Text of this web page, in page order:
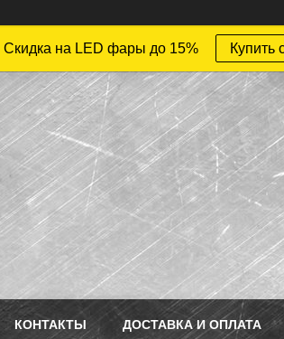
Скидка на LED фары до 15% Купить
КОНТАКТЫ ДОСТАВКА И ОПЛАТА